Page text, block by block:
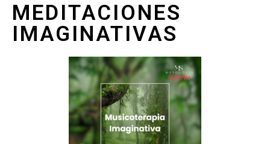
MEDITACIONES
IMAGINATIVAS